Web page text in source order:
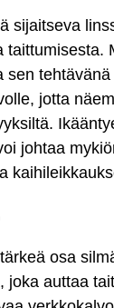
sijaitseva
taittumisesta.
sen
jotta
johtaa
osa
joka auttaa